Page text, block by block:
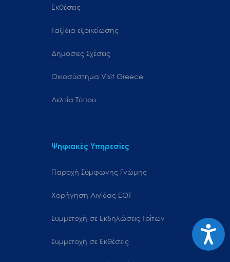
Εκθέσεις
Ταξίδια εξοικείωσης
Δημόσιες Σχέσεις
Oικοσύστημα Visit Greece
Δελτία Τύπου
Ψηφιακές Υπηρεσίες
Παροχή Σύμφωνης Γνώμης
Χορήγηση Αιγίδας ΕΟΤ
Συμμετοχή σε Εκδηλώσεις Τρίτων
Συμμετοχή σε Εκθέσεις